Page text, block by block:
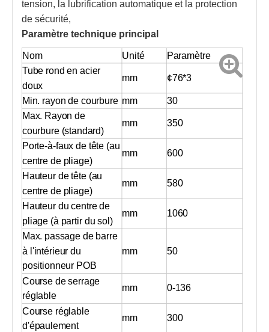
tension, la lubrification automatique et la protection
de sécurité,
Paramètre technique principal
Nom Unité Paramètre
Tube rond en acier
doux
mm ¢76*3
Min. rayon de courbure mm
30
Max. Rayon de
courbure (standard)
mm 350
Porte-à-faux de tête (au
centre de pliage)
mm 600
Hauteur de tête (au
centre de pliage)
mm 580
Hauteur du centre de
pliage (à partir du sol)
mm 1060
Max. passage de barre
à l'intérieur du
positionneur POB
mm 50
Course de serrage
réglable
mm 0-136
Course réglable
d'épaulement
mm 300